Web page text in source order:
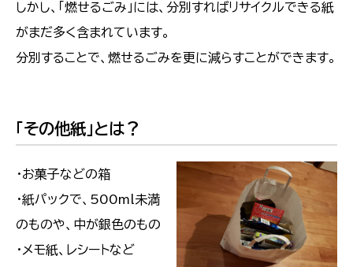
しかし、「燃せるごみ」には、分別すればリサイクルできる紙
がまだ多く含まれています。
分別することで、燃せるごみを更に減らすことができます。
「その他紙」とは？
・お菓子などの箱
・紙パックで、500ml未満
のものや、中が銀色のもの
・メモ紙、レシートなど